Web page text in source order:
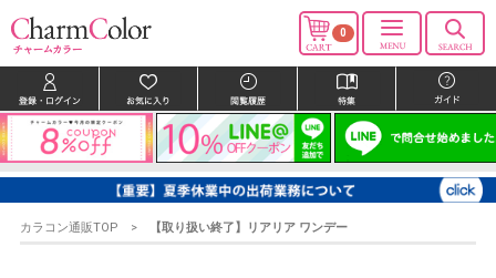
0
カラコン通販TOP 【取り扱い終了】リアリア ワンデー